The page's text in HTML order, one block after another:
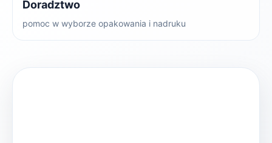
Doradztwo
pomoc w wyborze opakowania i nadruku